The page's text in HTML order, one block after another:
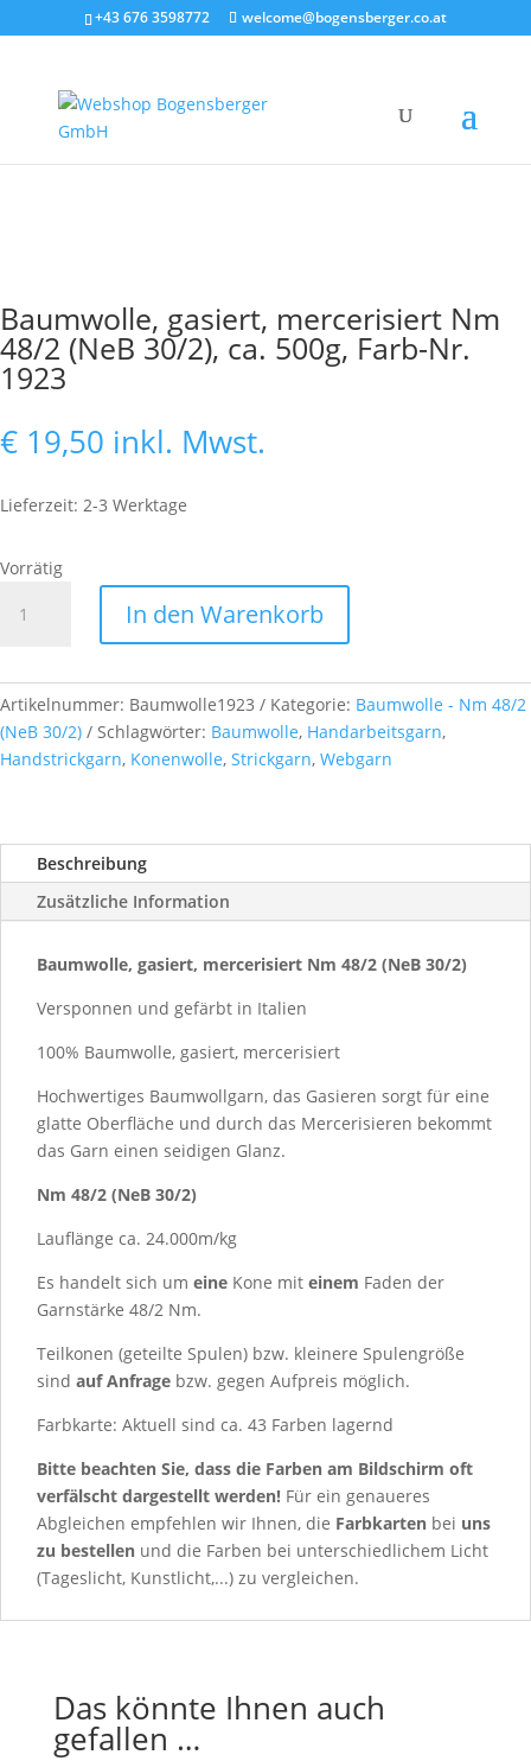
+43 676 3598772 welcome@bogensberger.co.at
Baumwolle, gasiert, mercerisiert Nm
48/2 (NeB 30/2), ca. 500g, Farb-Nr.
1923
€ 19,50 inkl. Mwst.
Lieferzeit: 2-3 Werktage
Vorrätig
gasiert,
48/2
(NeB
30/2),
Farb-
Menge
In den Warenkorb
Artikelnummer: Baumwolle1923 Kategorie: Baumwolle - Nm 48/2
(NeB 30/2)
Schlagwörter: Baumwolle, Handarbeitsgarn,
Handstrickgarn, Konenwolle, Strickgarn, Webgarn
Beschreibung
Zusätzliche Information
Baumwolle, gasiert, mercerisiert Nm 48/2 (NeB 30/2)
Versponnen und gefärbt in Italien
100% Baumwolle, gasiert, mercerisiert
Hochwertiges Baumwollgarn, das Gasieren sorgt für eine
glatte Oberfläche und durch das Mercerisieren bekommt
das Garn einen seidigen Glanz.
Nm 48/2 (NeB 30/2)
Lauflänge ca. 24.000m/kg
Es handelt sich um eine Kone mit einem Faden der
Garnstärke 48/2 Nm.
Teilkonen (geteilte Spulen) bzw. kleinere Spulengröße
sind auf Anfrage bzw. gegen Aufpreis möglich.
Farbkarte: Aktuell sind ca. 43 Farben lagernd
Bitte beachten Sie, dass die Farben am Bildschirm oft
verfälscht dargestellt werden! Für ein genaueres
Abgleichen empfehlen wir Ihnen, die Farbkarten bei uns
zu bestellen und die Farben bei unterschiedlichem Licht
(Tageslicht, Kunstlicht,...) zu vergleichen.
Das könnte Ihnen auch
gefallen …